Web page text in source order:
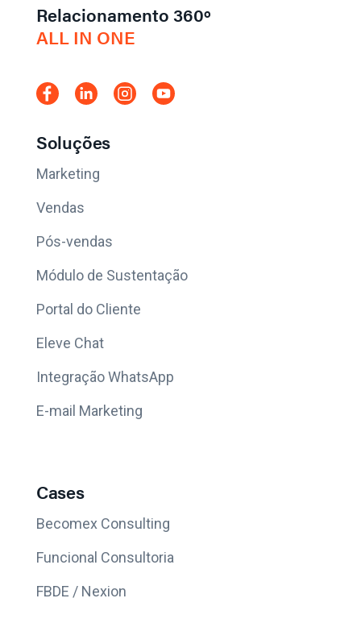
Relacionamento 360º
ALL IN ONE
Soluções
Marketing
Vendas
Pós-vendas
Módulo de Sustentação
Portal do Cliente
Eleve Chat
Integração WhatsApp
E-mail Marketing
Cases
Becomex Consulting
Funcional Consultoria
FBDE / Nexion